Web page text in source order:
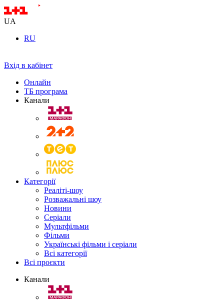
UA
RU
Вхід в кабінет
Онлайн
ТБ програма
Канали
Категорії
Реаліті-шоу
Розважальні шоу
Новини
Серіали
Мультфільми
Фільми
Українські фільми і серіали
Всі категорії
Всі проєкти
Канали